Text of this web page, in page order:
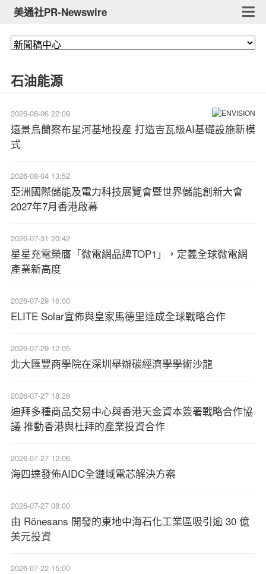
美通社PR-Newswire
石油能源
2026-08-06 22:09
遠景烏蘭察布星河基地投產 打造吉瓦級AI基礎設施新模
式
2026-08-04 13:52
亞洲國際儲能及電力科技展覽會暨世界儲能創新大會
2027年7月香港啟幕
2026-07-31 20:42
星星充電榮膺「微電網品牌TOP1」，定義全球微電網
產業新高度
2026-07-29 16:00
ELITE Solar宣佈與皇家馬德里達成全球戰略合作
2026-07-29 12:05
北大匯豐商學院在深圳舉辦碳經濟學學術沙龍
2026-07-27 18:26
迪拜多種商品交易中心與香港天金資本簽署戰略合作協
議 推動香港與杜拜的產業投資合作
2026-07-27 12:06
海四達發佈AIDC全鏈域電芯解決方案
2026-07-27 08:00
由 Rönesans 開發的東地中海石化工業區吸引逾 30 億
美元投資
2026-07-22 15:00